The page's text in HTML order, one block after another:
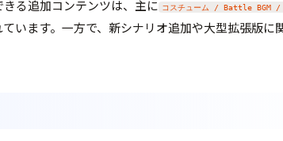
る追加コンテンツは、主に コスチューム / Battle BGM
います。一方で、新シナリオ追加や大型拡張版